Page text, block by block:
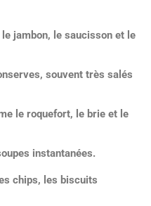
jambon, le saucisson et le
souvent très salés
le roquefort, le brie et le
instantanées.
chips, les biscuits